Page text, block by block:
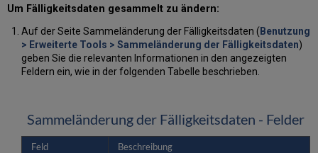
Um Fälligkeitsdaten gesammelt zu ändern:
Auf der Seite Sammeländerung der Fälligkeitsdaten ( Benutzung
> Erweiterte Tools > Sammeländerung der Fälligkeitsdaten)
geben Sie die relevanten Informationen in den angezeigten
Feldern ein, wie in der folgenden Tabelle beschrieben.
Sammeländerung der Fälligkeitsdaten - Felder
Feld Beschreibung